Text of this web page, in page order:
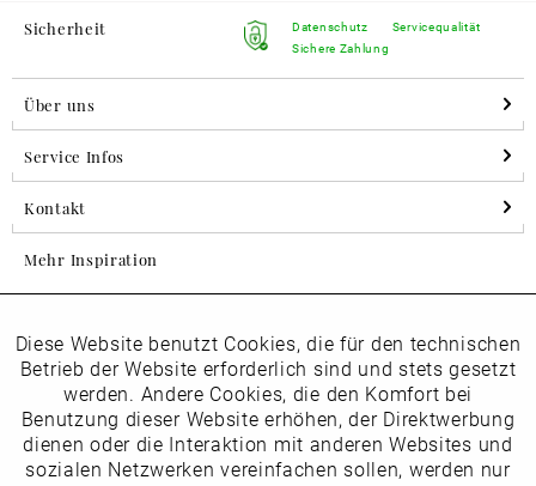
Sicherheit
Datenschutz
Sichere Zahlung
Servicequalität
Über uns
Service Infos
Kontakt
Mehr Inspiration
Folgen Sie uns auf Instagram
horsch_schuhe
Newsletter
Funktionale Aktiv
Marketing Inaktiv
Diese Website benutzt Cookies, die für den technischen
Betrieb der Website erforderlich sind und stets gesetzt
werden. Andere Cookies, die den Komfort bei
Benutzung dieser Website erhöhen, der Direktwerbung
dienen oder die Interaktion mit anderen Websites und
sozialen Netzwerken vereinfachen sollen, werden nur